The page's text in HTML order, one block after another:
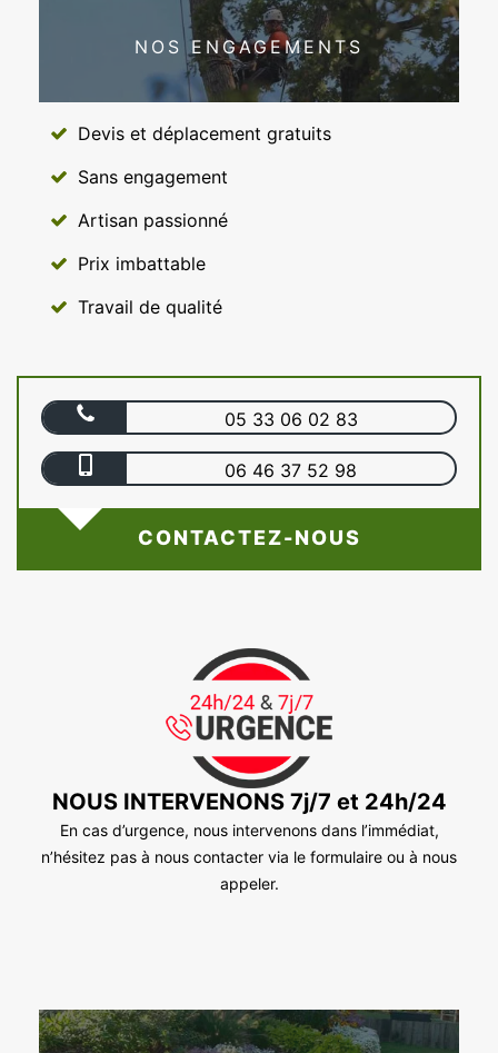
NOS ENGAGEMENTS
Devis et déplacement gratuits
Sans engagement
Artisan passionné
Prix imbattable
Travail de qualité
05 33 06 02 83
06 46 37 52 98
CONTACTEZ-NOUS
NOUS INTERVENONS 7j/7 et 24h/24
En cas d’urgence, nous intervenons dans l’immédiat,
n’hésitez pas à nous contacter via le formulaire ou à nous
appeler.